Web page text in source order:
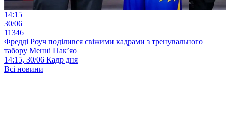
14:15
30/06
11346
Фредді Роуч поділився свіжими кадрами з тренувального
табору Менні Пак’яо
14:15, 30/06 Кадр дня
Всі новини